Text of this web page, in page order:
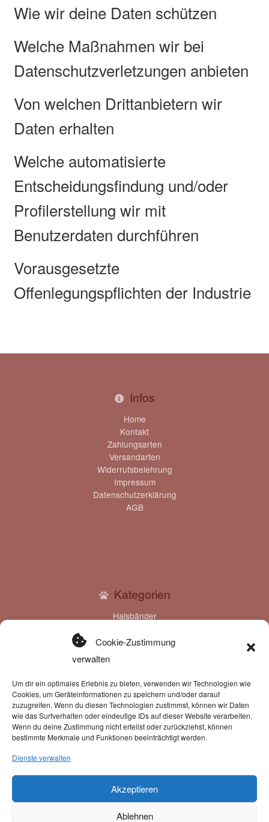
Cookie-Zustimmung
verwalten
Um dir ein optimales Erlebnis zu bieten, verwenden wir Technologien wie
Cookies, um Geräteinformationen zu speichern und/oder darauf
zuzugreifen. Wenn du diesen Technologien zustimmst, können wir Daten
wie das Surfverhalten oder eindeutige IDs auf dieser Website verarbeiten.
Wenn du deine Zustimmung nicht erteilst oder zurückziehst, können
bestimmte Merkmale und Funktionen beeinträchtigt werden.
Dienste verwalten
Akzeptieren
Ablehnen
Wie wir deine Daten schützen
Welche Maßnahmen wir bei
Datenschutzverletzungen anbieten
Von welchen Drittanbietern wir
Daten erhalten
Welche automatisierte
Entscheidungsfindung und/oder
Profilerstellung wir mit
Benutzerdaten durchführen
Vorausgesetzte
Offenlegungspflichten der Industrie
Infos
Home
Kontakt
Zahlungsarten
Versandarten
Widerrufsbelehrung
Impressum
Datenschutzerklärung
AGB
Kategorien
Halsbänder
Geschirre
Gutscheine